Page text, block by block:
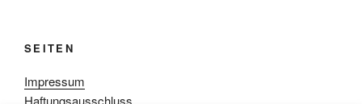
SEITEN
Impressum
Haftungsausschluss